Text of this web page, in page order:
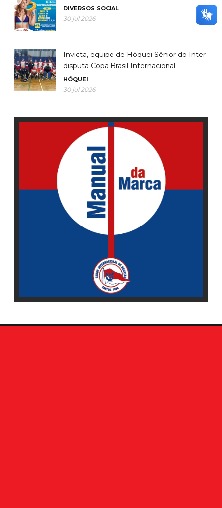
DIVERSOS SOCIAL
30 jul 2026
Invicta, equipe de Hóquei Sênior do Inter
disputa Copa Brasil Internacional
HÓQUEI
30 jul 2026